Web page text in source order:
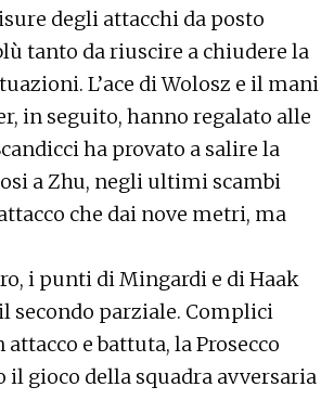
degli attacchi da posto
tanto da riuscire a chiudere la
L’ace di Wolosz e il mani
in seguito, hanno regalato alle
ha provato a salire la
a Zhu, negli ultimi scambi
che dai nove metri, ma
i punti di Mingardi e di Haak
secondo parziale. Complici
e battuta, la Prosecco
il gioco della squadra avversaria